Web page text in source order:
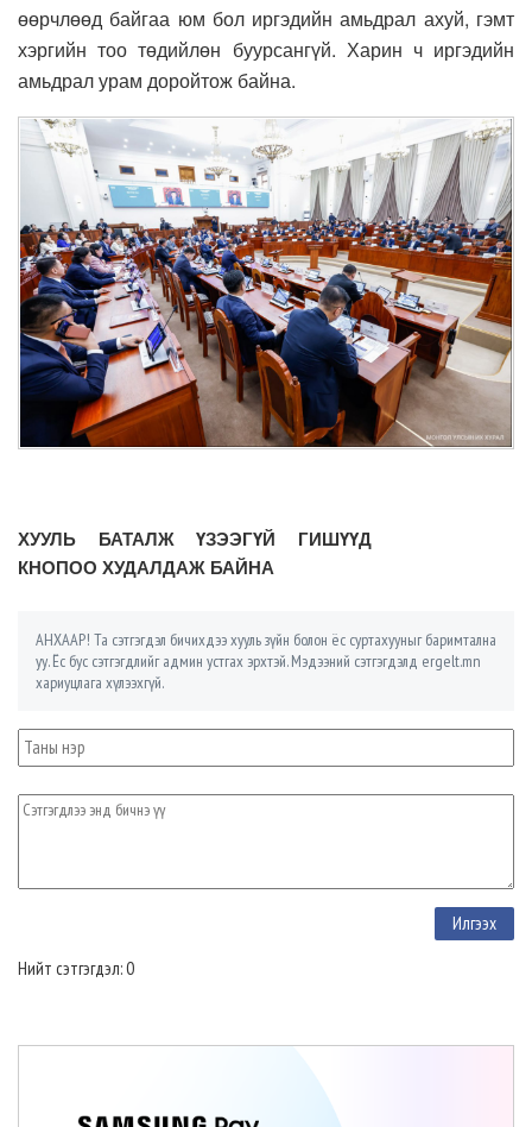
өөрчлөөд байгаа юм бол иргэдийн амьдрал ахуй, гэмт
хэргийн тоо төдийлөн буурсангүй. Харин ч иргэдийн
амьдрал урам доройтож байна.
ХУУЛЬ БАТАЛЖ ҮЗЭЭГҮЙ ГИШҮҮД
КНОПОО ХУДАЛДАЖ БАЙНА
АНХААР! Та сэтгэгдэл бичихдээ хууль зүйн болон ёс суртахууныг баримтална
уу. Ёс бус сэтгэгдлийг админ устгах эрхтэй. Мэдээний сэтгэгдэлд ergelt.mn
хариуцлага хүлээхгүй.
Нийт сэтгэгдэл: 0